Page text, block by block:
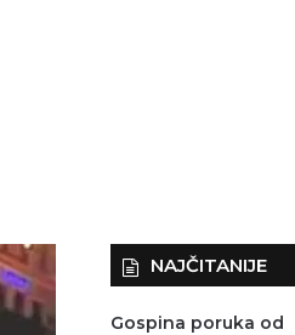
NAJČITANIJE
Gospina poruka od